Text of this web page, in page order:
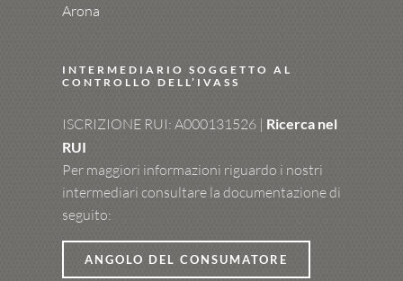
Arona
INTERMEDIARIO SOGGETTO AL
CONTROLLO DELL’IVASS
ISCRIZIONE RUI: A000131526 | Ricerca nel
RUI
Per maggiori informazioni riguardo i nostri
intermediari consultare la documentazione di
seguito:
ANGOLO DEL CONSUMATORE